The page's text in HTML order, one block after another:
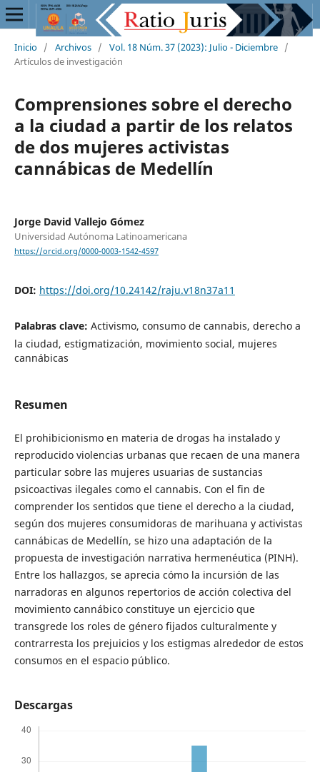
Inicio / Archivos / Vol. 18 Núm. 37 (2023): Julio - Diciembre /
Artículos de investigación
Comprensiones sobre el derecho
a la ciudad a partir de los relatos
de dos mujeres activistas
cannábicas de Medellín
Jorge David Vallejo Gómez
Universidad Autónoma Latinoamericana
https://orcid.org/0000-0003-1542-4597
DOI: https://doi.org/10.24142/raju.v18n37a11
Palabras clave: Activismo, consumo de cannabis, derecho a
la ciudad, estigmatización, movimiento social, mujeres
cannábicas
Resumen
El prohibicionismo en materia de drogas ha instalado y
reproducido violencias urbanas que recaen de una manera
particular sobre las mujeres usuarias de sustancias
psicoactivas ilegales como el cannabis. Con el fin de
comprender los sentidos que tiene el derecho a la ciudad,
según dos mujeres consumidoras de marihuana y activistas
cannábicas de Medellín, se hizo una adaptación de la
propuesta de investigación narrativa hermenéutica (PINH).
Entre los hallazgos, se aprecia cómo la incursión de las
narradoras en algunos repertorios de acción colectiva del
movimiento cannábico constituye un ejercicio que
transgrede los roles de género fijados culturalmente y
contrarresta los prejuicios y los estigmas alrededor de estos
consumos en el espacio público.
Descargas